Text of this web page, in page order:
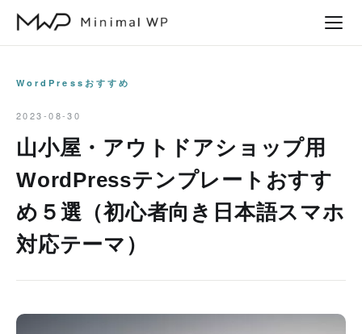
WordPressおすすめ
2023-08-30
山小屋・アウトドアショップ用
WordPressテンプレートおすす
め５選（初心者向き日本語スマホ
対応テーマ）